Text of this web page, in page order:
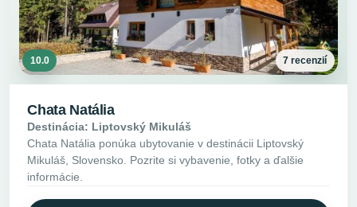
10.0 7 recenzií
Chata Natália
Destinácia: Liptovský Mikuláš
Chata Natália ponúka ubytovanie v destinácii Liptovský
Mikuláš, Slovensko. Pozrite si vybavenie, fotky a ďalšie
informácie.